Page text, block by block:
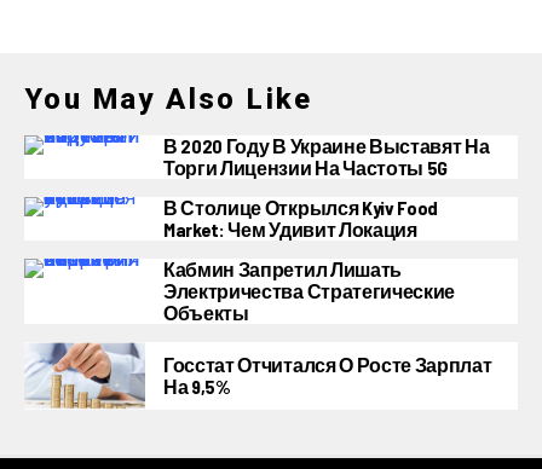
You May Also Like
В 2020 Году В Украине Выставят На
Торги Лицензии На Частоты 5G
В Столице Открылся Kyiv Food
Market: Чем Удивит Локация
Кабмин Запретил Лишать
Электричества Стратегические
Объекты
Госстат Отчитался О Росте Зарплат
На 9,5%